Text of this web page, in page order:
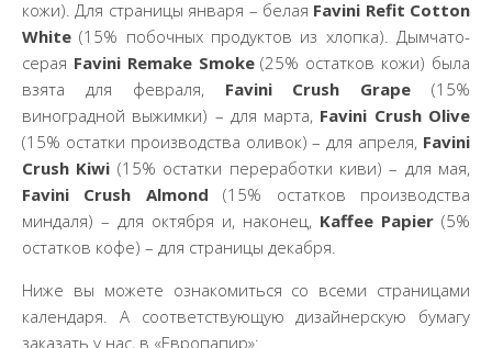
кожи). Для страницы января – белая Favini Refit Cotton
White (15% побочных продуктов из хлопка). Дымчато-
серая Favini Remake Smoke(25% остатков кожи) была
взята для февраля, Favini Crush Grape (15%
виноградной выжимки) – для марта, Favini Crush Olive
(15% остатки производства оливок) – для апреля, Favini
Crush Kiwi (15% остатки переработки киви) – для мая,
Favini Crush Almond (15% остатков производства
миндаля) – для октября и, наконец, Kaffee Papier (5%
остатков кофе) – для страницы декабря.
Ниже вы можете ознакомиться со всеми страницами
календаря. А соответствующую дизайнерскую бумагу
заказать у нас, в «Европапир»: